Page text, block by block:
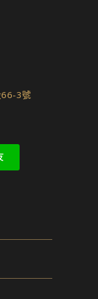
66-3號